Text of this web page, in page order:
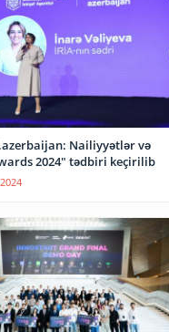
Nailiyyətlər və
2024" tədbiri keçirilib